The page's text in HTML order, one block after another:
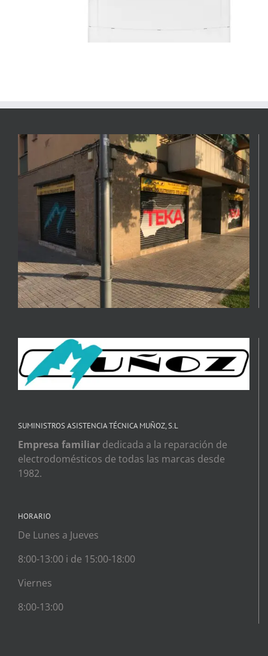
SUMINISTROS ASISTENCIA TÉCNICA MUÑOZ, S.L
Empresa familiar dedicada a la reparación de
electrodomésticos de todas las marcas desde
1982.
HORARIO
De Lunes a Jueves
8:00-13:00 i de 15:00-18:00
Viernes
8:00-13:00